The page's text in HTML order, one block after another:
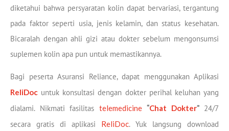
diketahui bahwa persyaratan kolin dapat bervariasi, tergantung
pada faktor seperti usia, jenis kelamin, dan status kesehatan.
Bicaralah dengan ahli gizi atau dokter sebelum mengonsumsi
suplemen kolin apa pun untuk memastikannya.
Bagi peserta Asuransi Reliance, dapat menggunakan Aplikasi
ReliDoc untuk konsultasi dengan dokter perihal keluhan yang
dialami. Nikmati fasilitas telemedicine “Chat Dokter”24/7
secara gratis di aplikasi ReliDoc. Yuk langsung download